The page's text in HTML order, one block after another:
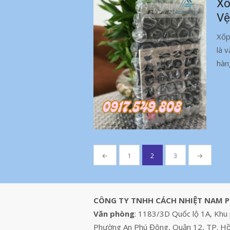
là
Phân
trang
bài
viết
← 1 2 3 →
CÔNG TY TNHH CÁCH NHIỆT NAM
Văn phòng: 1183/3D Quốc lộ 1A, Khu
Phường An Phú Đông, Quận 12, TP.